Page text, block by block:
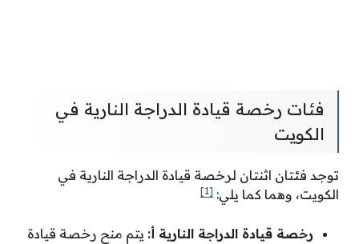
فئات رخصة قيادة الدراجة النارية في
الكويت
توجد فئتان اثنتان لرخصة قيادة الدراجة النارية في
الكويت، وهما كما يلي: [1]
رخصة قيادة الدراجة النارية أ: يتم منح رخصة قيادة